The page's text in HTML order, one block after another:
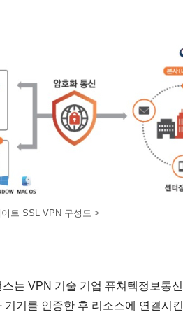
트 SSL VPN 구성도 >
는 VPN 기술 기업 퓨쳐텍정보통
기를 인증한 후 리소스에 연결시